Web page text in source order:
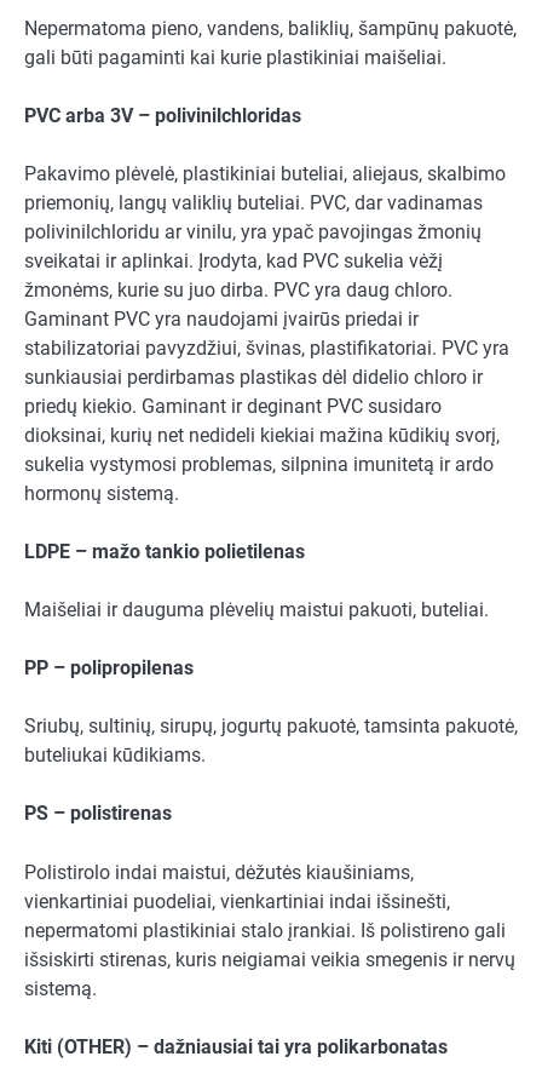
Nepermatoma pieno, vandens, baliklių, šampūnų pakuotė,
gali būti pagaminti kai kurie plastikiniai maišeliai.
PVC arba 3V – polivinilchloridas
Pakavimo plėvelė, plastikiniai buteliai, aliejaus, skalbimo
priemonių, langų valiklių buteliai. PVC, dar vadinamas
polivinilchloridu ar vinilu, yra ypač pavojingas žmonių
sveikatai ir aplinkai. Įrodyta, kad PVC sukelia vėžį
žmonėms, kurie su juo dirba. PVC yra daug chloro.
Gaminant PVC yra naudojami įvairūs priedai ir
stabilizatoriai pavyzdžiui, švinas, plastifikatoriai. PVC yra
sunkiausiai perdirbamas plastikas dėl didelio chloro ir
priedų kiekio. Gaminant ir deginant PVC susidaro
dioksinai, kurių net nedideli kiekiai mažina kūdikių svorį,
sukelia vystymosi problemas, silpnina imunitetą ir ardo
hormonų sistemą.
LDPE – mažo tankio polietilenas
Maišeliai ir dauguma plėvelių maistui pakuoti, buteliai.
PP – polipropilenas
Sriubų, sultinių, sirupų, jogurtų pakuotė, tamsinta pakuotė,
buteliukai kūdikiams.
PS – polistirenas
Polistirolo indai maistui, dėžutės kiaušiniams,
vienkartiniai puodeliai, vienkartiniai indai išsinešti,
nepermatomi plastikiniai stalo įrankiai. Iš polistireno gali
išsiskirti stirenas, kuris neigiamai veikia smegenis ir nervų
sistemą.
Kiti (OTHER) – dažniausiai tai yra polikarbonatas